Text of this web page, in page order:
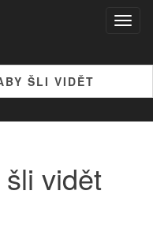
ŠLI VIDĚT
vidět